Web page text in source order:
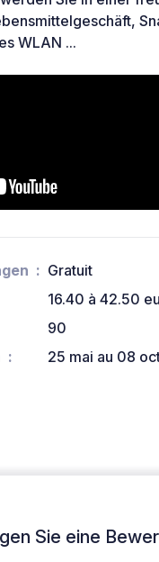
WLAN ...
Gratuit
16.40 à 42.50
90
25 mai au 08
Sie eine